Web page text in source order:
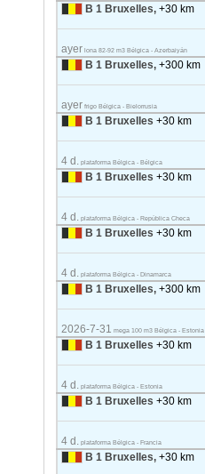
B 1 Bruxelles, +30 km
ayer lona 82-92 m3 Bélgica - Azerbaiyán
B 1 Bruxelles, +300 km
ayer frigo Bélgica - Bielorrusia
B 1 Bruxelles +30 km
4 d. plataforma Bélgica - Bélgica
B 1 Bruxelles +30 km
4 d. plataforma Bélgica - República Checa
B 1 Bruxelles +30 km
4 d. plataforma Bélgica - Dinamarca
B 1 Bruxelles, +300 km
2026-7-31 mega 100 m3 Bélgica - Estonia
B 1 Bruxelles +30 km
4 d. plataforma Bélgica - Estonia
B 1 Bruxelles +30 km
4 d. plataforma Bélgica - Francia
B 1 Bruxelles, +30 km